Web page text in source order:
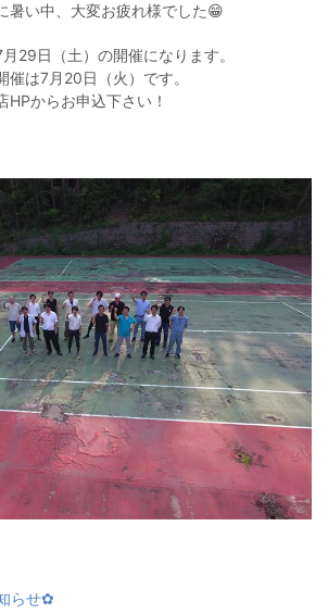
暑い中、大変お疲れ様でした😁
29日（土）の開催になります。
催は7月20日（火）です。
HPからお申込下さい！
らせ✿